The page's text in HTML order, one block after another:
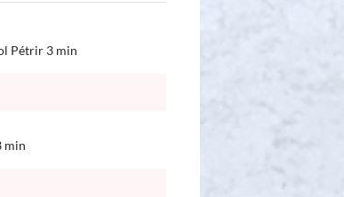
Pétrir 3 min
min